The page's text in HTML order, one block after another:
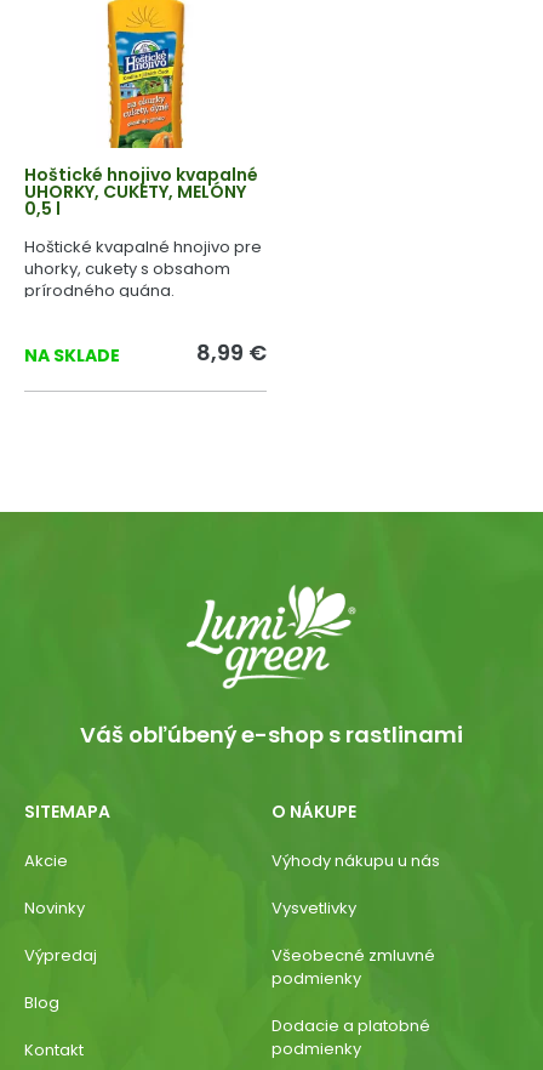
Hoštické hnojivo kvapalné
UHORKY, CUKETY, MELÓNY
0,5 l
Hoštické kvapalné hnojivo pre
uhorky, cukety s obsahom
prírodného guána.
NA SKLADE 8,99 €
Váš obľúbený e-shop s rastlinami
SITEMAPA
Akcie
Novinky
Výpredaj
Blog
Kontakt
O NÁKUPE
Výhody nákupu u nás
Vysvetlivky
Všeobecné zmluvné
podmienky
Dodacie a platobné
podmienky